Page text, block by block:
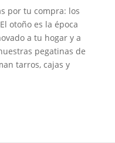
por tu compra: los
otoño es la época
a tu hogar y a
pegatinas de
tarros, cajas y